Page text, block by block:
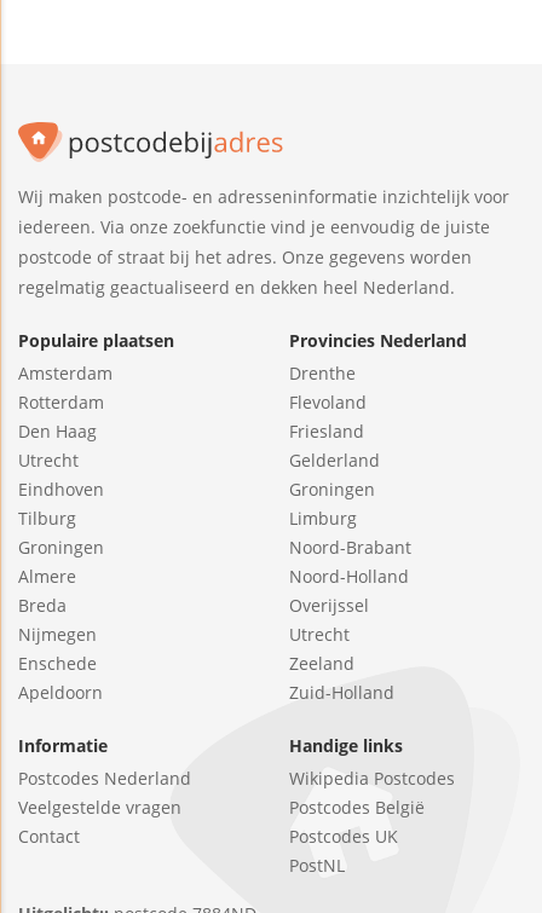
Wij maken postcode- en adresseninformatie inzichtelijk voor
iedereen. Via onze zoekfunctie vind je eenvoudig de juiste
postcode of straat bij het adres. Onze gegevens worden
regelmatig geactualiseerd en dekken heel Nederland.
Populaire plaatsen
Amsterdam
Rotterdam
Den Haag
Utrecht
Eindhoven
Tilburg
Groningen
Almere
Breda
Nijmegen
Enschede
Apeldoorn
Provincies Nederland
Drenthe
Flevoland
Friesland
Gelderland
Groningen
Limburg
Noord-Brabant
Noord-Holland
Overijssel
Utrecht
Zeeland
Zuid-Holland
Informatie
Postcodes Nederland
Veelgestelde vragen
Contact
Handige links
Wikipedia Postcodes
Postcodes België
Postcodes UK
PostNL